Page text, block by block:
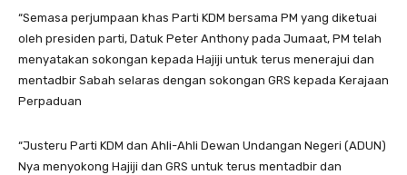
“Semasa perjumpaan khas Parti KDM bersama PM yang diketuai
oleh presiden parti, Datuk Peter Anthony pada Jumaat, PM telah
menyatakan sokongan kepada Hajiji untuk terus menerajui dan
mentadbir Sabah selaras dengan sokongan GRS kepada Kerajaan
Perpaduan
“Justeru Parti KDM dan Ahli-Ahli Dewan Undangan Negeri (ADUN)
Nya menyokong Hajiji dan GRS untuk terus mentadbir dan